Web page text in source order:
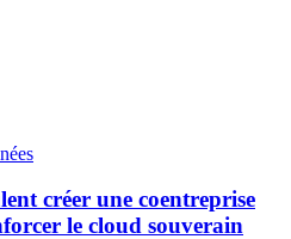
créer une coentreprise
le cloud souverain